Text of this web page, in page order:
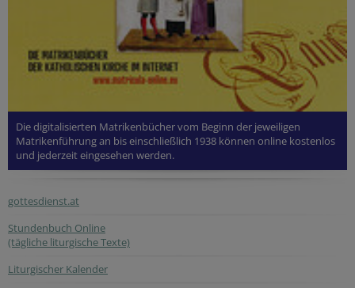
Die digitalisierten Matrikenbücher vom Beginn der jeweiligen
Matrikenführung an bis einschließlich 1938 können online kostenlos
und jederzeit eingesehen werden.
gottesdienst.at
Stundenbuch Online
(tägliche liturgische Texte)
Liturgischer Kalender